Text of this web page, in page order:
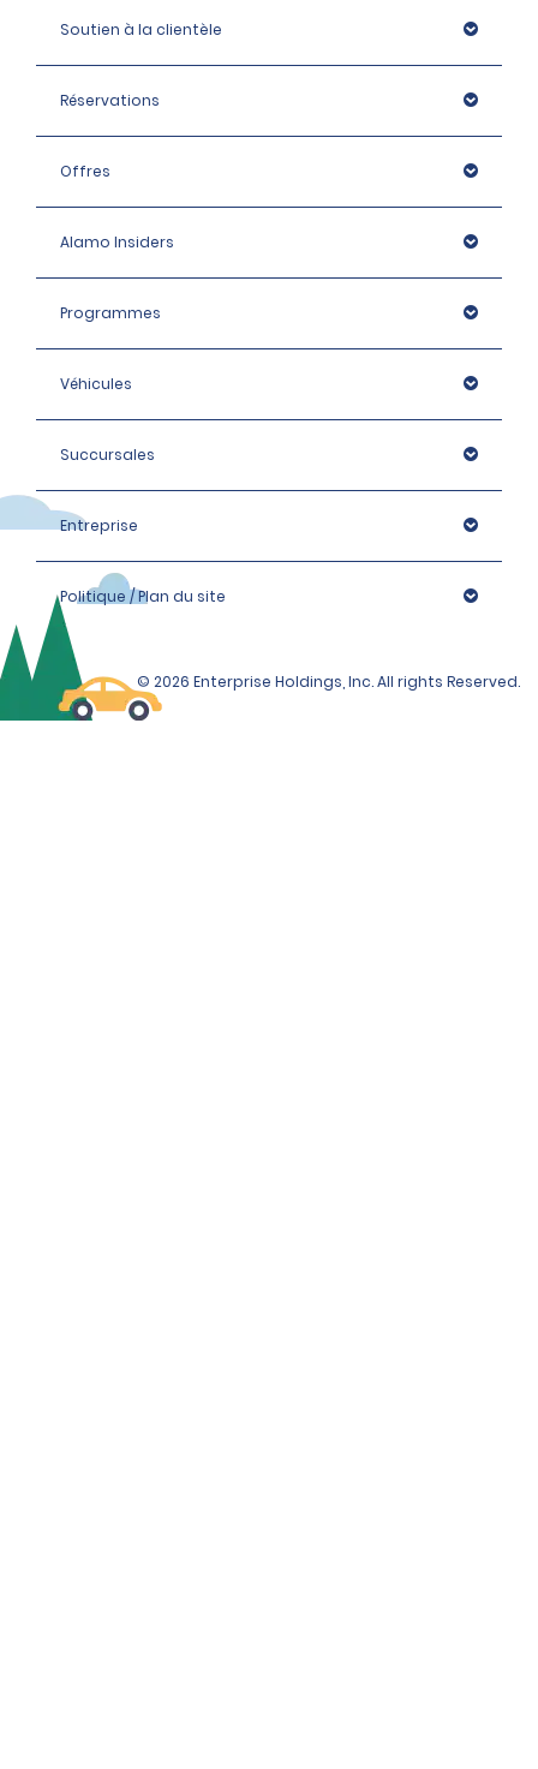
Soutien à la clientèle
Réservations
Offres
Alamo Insiders
Programmes
Véhicules
Succursales
Entreprise
Politique / Plan du site
© 2026 Enterprise Holdings, Inc. All rights Reserved.